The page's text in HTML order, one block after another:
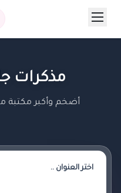
مذكرات
أضخم وأكبر مكتبة